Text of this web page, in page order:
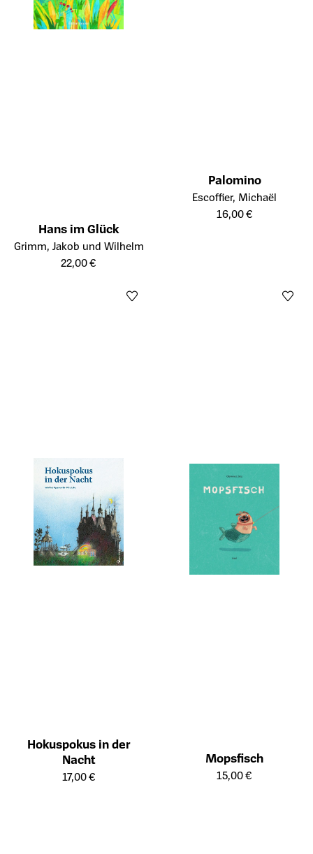
Hans im Glück
Öffnet die Detailseite des Produkts
Grimm, Jakob und Wilhelm
22,00 €
Palomino
Öffnet die Detailseite des
Escoffier, Michaël
16,00 €
Hokuspokus in der
Nacht
Öffnet die Detailseite des Produkts
17,00 €
Mopsfisch
Öffnet die Detailseite des
15,00 €